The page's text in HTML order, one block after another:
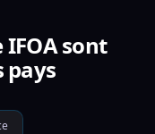
sont
pays